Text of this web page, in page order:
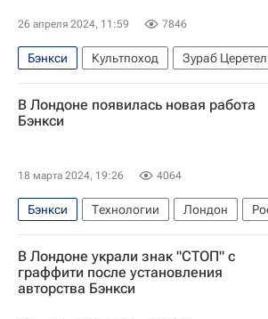
26 апреля 2024, 11:59 7846
Бэнкси Культпоход
Зураб
Александр Вертинский
Московский музей современного
Анастасия Вертинская
В Лондоне появилась новая работа
Бэнкси
18 марта 2024, 19:26 4064
Бэнкси Технологии Лондон
В Лондоне украли знак "СТОП" с
граффити после установления
авторства Бэнкси